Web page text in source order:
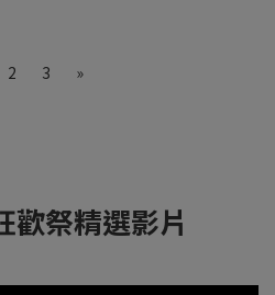
2 3 »
歡祭精選影片